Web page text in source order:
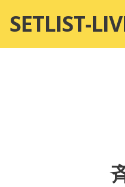
テ
SETLIST-